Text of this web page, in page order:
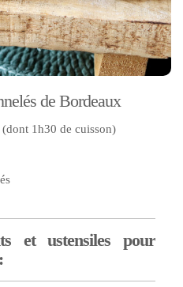
de Bordeaux
1h30 de cuisson)
et ustensiles pour